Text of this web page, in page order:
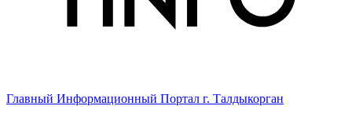
Главный Информационный Портал г. Талдыкорган